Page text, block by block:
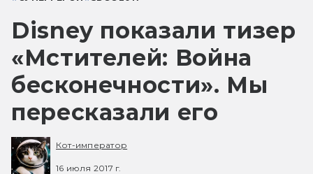
Disney показали тизер
«Мстителей: Война
бесконечности». Мы
пересказали его
Кот-император
16 июля 2017 г.